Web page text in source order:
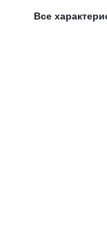
Все